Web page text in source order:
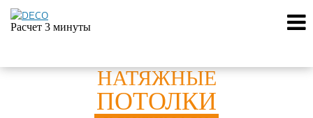
Расчет 3 минуты
НАТЯЖНЫЕ
ПОТОЛКИ